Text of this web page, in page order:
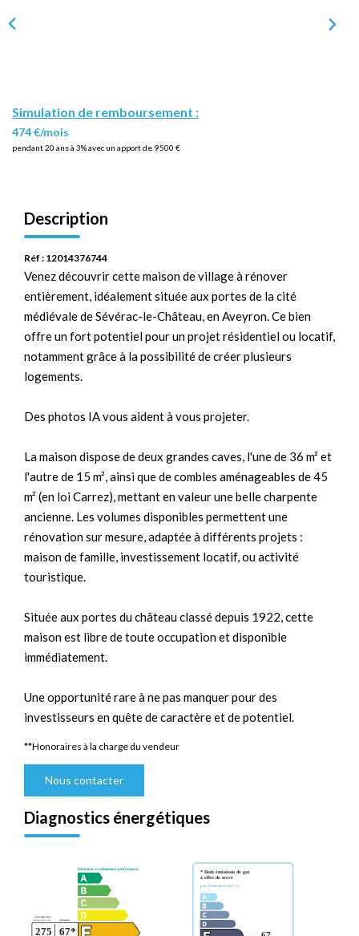
Simulation de remboursement :
474 €/mois
pendant 20 ans à 3% avec un apport de 9 500 €
Description
Réf : 12014376744
Venez découvrir cette maison de village à rénover
entièrement, idéalement située aux portes de la cité
médiévale de Sévérac-le-Château, en Aveyron. Ce bien
offre un fort potentiel pour un projet résidentiel ou locatif,
notamment grâce à la possibilité de créer plusieurs
logements.
Des photos IA vous aident à vous projeter.
La maison dispose de deux grandes caves, l'une de 36 m² et
l'autre de 15 m², ainsi que de combles aménageables de 45
m² (en loi Carrez), mettant en valeur une belle charpente
ancienne. Les volumes disponibles permettent une
rénovation sur mesure, adaptée à différents projets :
maison de famille, investissement locatif, ou activité
touristique.
Située aux portes du château classé depuis 1922, cette
maison est libre de toute occupation et disponible
immédiatement.
Une opportunité rare à ne pas manquer pour des
investisseurs en quête de caractère et de potentiel.
**Honoraires à la charge du vendeur
Nous contacter
Diagnostics énergétiques